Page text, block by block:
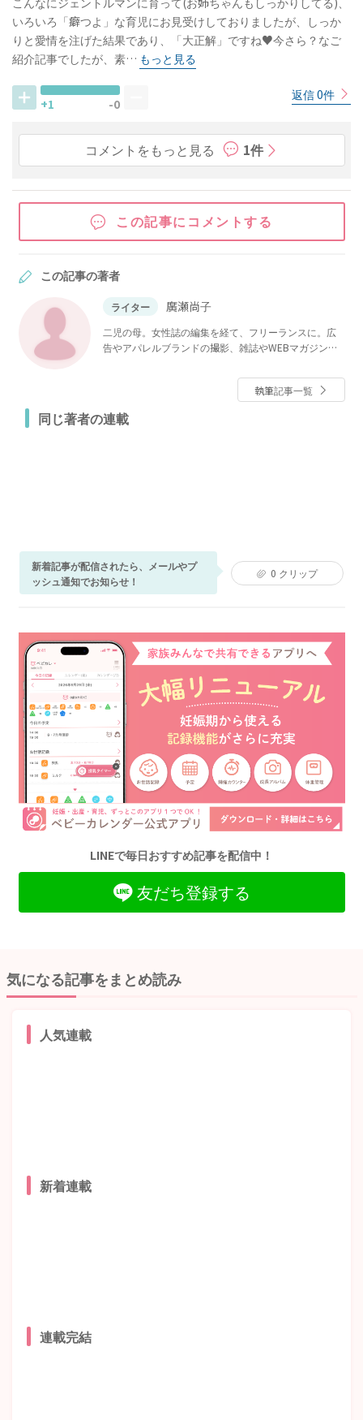
いろいろ「癖つよ」な育児にお見受けしておりましたが、しっか
りと愛情を注げた結果であり、「大正解」ですね♥️今さら？なご
紹介記事でしたが、素… もっと見る
+1 -0
返信 0件
コメントをもっと見る 1件
この記事にコメントする
この記事の著者
ライター 廣瀬尚子
二児の母。女性誌の編集を経て、フリーランスに。広
告やアパレルブランドの撮影、雑誌やWEBマガジンの
執筆記事一覧
同じ著者の連載
新着記事が配信されたら、メールやプ
ッシュ通知でお知らせ！
0 クリップ
LINEで毎日おすすめ記事を配信中！
友だち登録する
気になる記事をまとめ読み
人気連載
新着連載
連載完結